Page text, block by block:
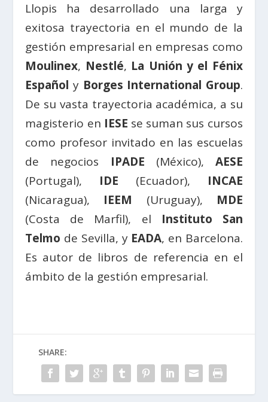
Llopis ha desarrollado una larga y
exitosa trayectoria en el mundo de la
gestión empresarial en empresas como
Moulinex, Nestlé, La Unión y el Fénix
Español y Borges International Group.
De su vasta trayectoria académica, a su
magisterio en IESE se suman sus cursos
como profesor invitado en las escuelas
de negocios IPADE (México), AESE
(Portugal), IDE (Ecuador), INCAE
(Nicaragua), IEEM (Uruguay), MDE
(Costa de Marfil), el Instituto San
Telmo de Sevilla, y EADA, en Barcelona.
Es autor de libros de referencia en el
ámbito de la gestión empresarial.
SHARE: